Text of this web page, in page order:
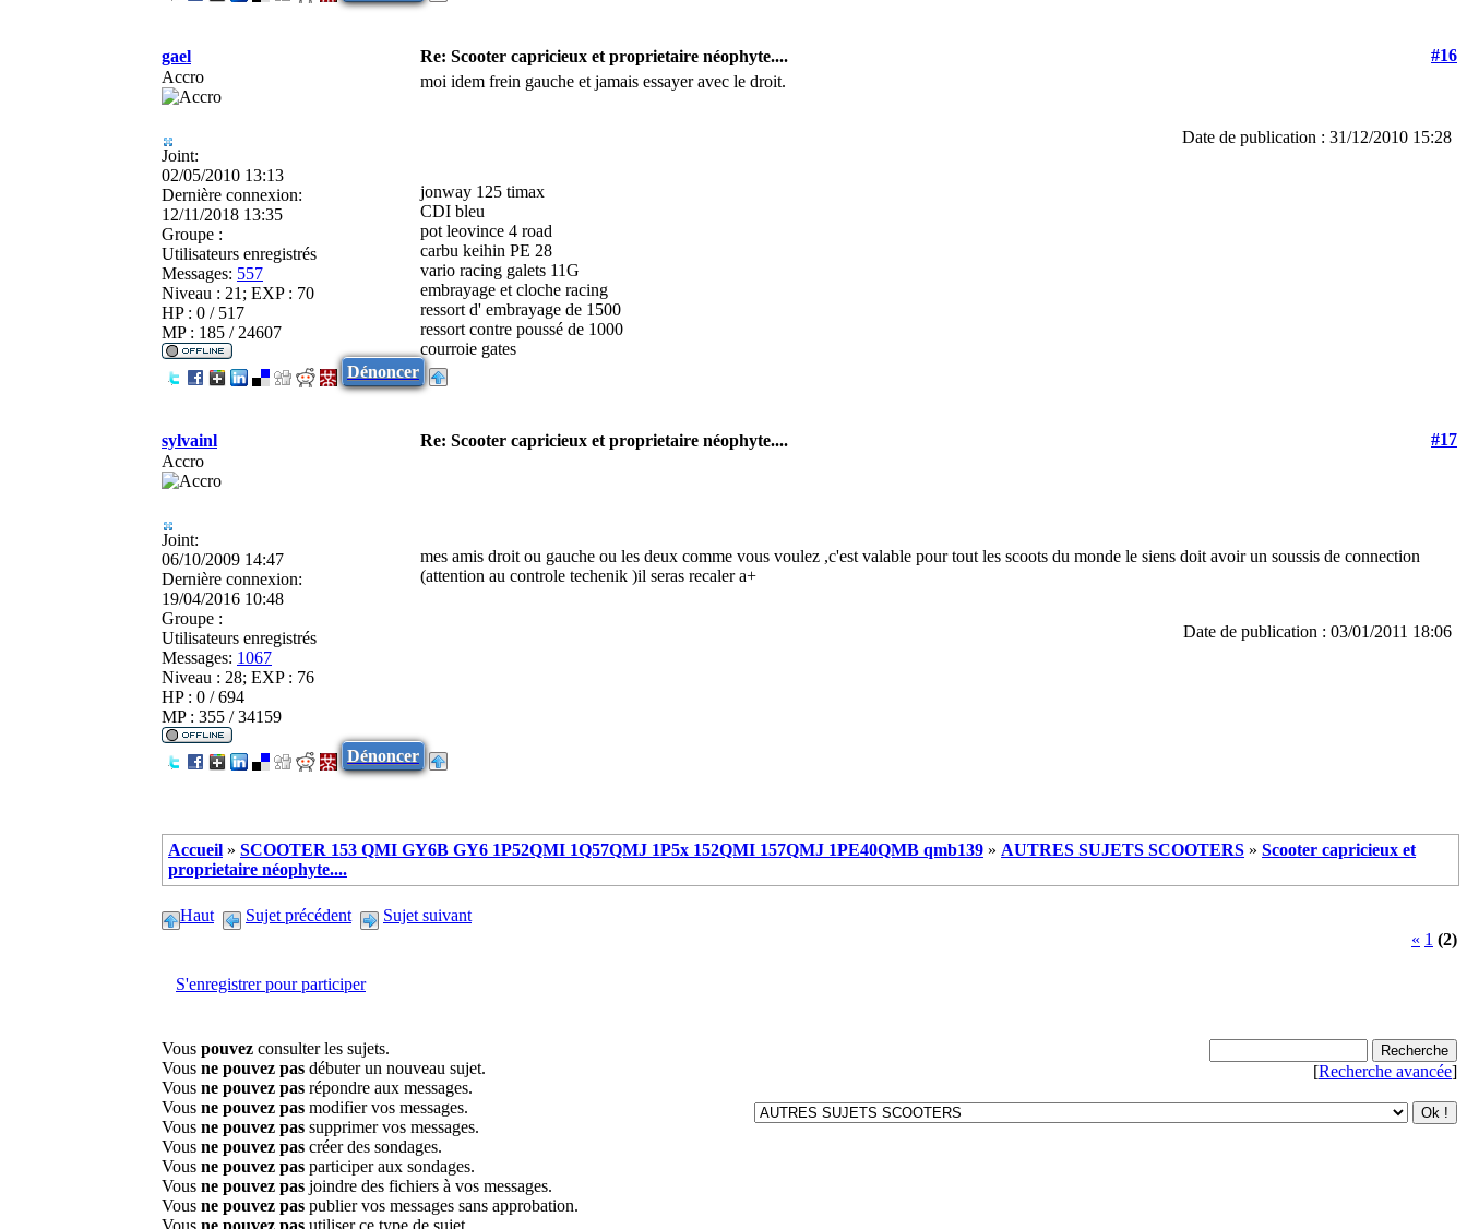
gael Re: Scooter capricieux et proprietaire néophyte....
#16
Accro
Joint:
02/05/2010 13:13
Dernière connexion:
12/11/2018 13:35
Groupe :
Utilisateurs enregistrés
Messages: 557
Niveau : 21; EXP : 70
HP : 0 / 517
MP : 185 / 24607
moi idem frein gauche et jamais essayer avec le droit.
Date de publication : 31/12/2010 15:28
jonway 125 timax
CDI bleu
pot leovince 4 road
carbu keihin PE 28
vario racing galets 11G
embrayage et cloche racing
ressort d' embrayage de 1500
ressort contre poussé de 1000
courroie gates
Dénoncer
sylvainl Re: Scooter capricieux et proprietaire néophyte....
#17
Accro
Joint:
06/10/2009 14:47
Dernière connexion:
19/04/2016 10:48
Groupe :
Utilisateurs enregistrés
Messages: 1067
Niveau : 28; EXP : 76
HP : 0 / 694
MP : 355 / 34159
mes amis droit ou gauche ou les deux comme vous voulez ,c'est valable pour tout les scoots du monde le siens doit avoir un soussis de connection
(attention au controle techenik )il seras recaler a+
Date de publication : 03/01/2011 18:06
Dénoncer
Accueil » SCOOTER 153 QMI GY6B GY6 1P52QMI 1Q57QMJ 1P5x 152QMI 157QMJ 1PE40QMB qmb139 » AUTRES SUJETS SCOOTERS » Scooter capricieux et
proprietaire néophyte....
Haut Sujet précédent
Sujet suivant
« 1 (2)
S'enregistrer pour participer
Vous pouvez consulter les sujets.
Vous ne pouvez pas débuter un nouveau sujet.
Vous ne pouvez pas répondre aux messages.
Vous ne pouvez pas modifier vos messages.
Vous ne pouvez pas supprimer vos messages.
Vous ne pouvez pas créer des sondages.
Vous ne pouvez pas participer aux sondages.
Vous ne pouvez pas joindre des fichiers à vos messages.
Vous ne pouvez pas publier vos messages sans approbation.
[Recherche avancée]